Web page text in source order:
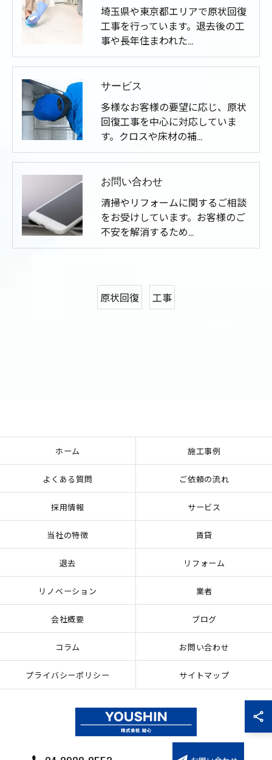
埼玉県や東京都エリアで原状回復
工事を行っています。退去後の工
事や長年住まわれた…
サービス
多様なお客様の要望に応じ、原状
回復工事を中心に対応していま
す。クロスや床材の補…
お問い合わせ
清掃やリフォームに関するご相談
をお受けしています。お客様のご
不安を解消するため…
原状回復 工事
ホーム 施工事例
よくある質問 ご依頼の流れ
採用情報 サービス
当社の特徴 賃貸
退去 リフォーム
リノベーション 業者
会社概要 ブログ
コラム お問い合わせ
プライバシーポリシー サイトマップ